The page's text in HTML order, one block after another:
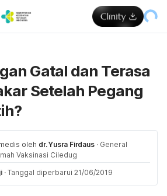
Gatal dan Terasa
Setelah Pegang
oleh dr. Yusra Firdaus · General
Vaksinasi Ciledug
· Tanggal diperbarui 21/06/2019